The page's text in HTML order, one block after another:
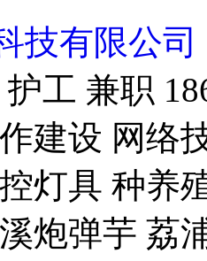
技有限公司
工 兼职
建设 网络
灯具 种养
炮弹芋 荔